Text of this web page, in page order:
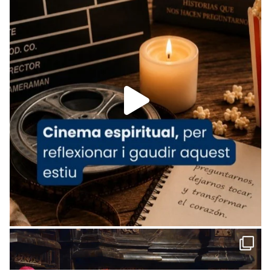
www.vaticannews.va/es/iglesia/news/2026-
07/carmina-historia-depresion-papa-viaje-
espana-testimoni...
Foto
View on Facebook · Share
Arquebisbat de Barcelona
1 week ago
«Avui les santes Juliana i Semproniana ens
ajuden a alçar la mirada»
Mons. Sergi Gordo, bisbe de Tortosa, ha
presidit aquest 27 de juliol la missa de Les
Santes de Mataró.
🔗tinyurl.com/cvu5jmbk